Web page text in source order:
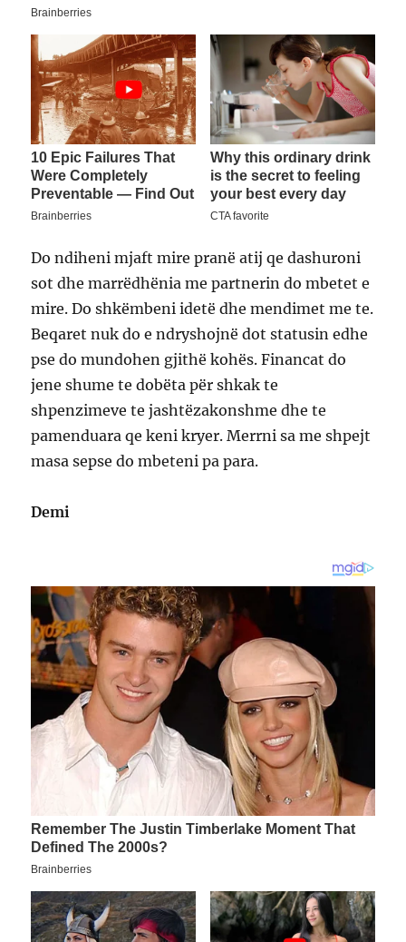
Do ndiheni mjaft mire pranë atij qe dashuroni
sot dhe marrëdhënia me partnerin do mbetet e
mire. Do shkëmbeni idetë dhe mendimet me te.
Beqaret nuk do e ndryshojnë dot statusin edhe
pse do mundohen gjithë kohës. Financat do
jene shume te dobëta për shkak te
shpenzimeve te jashtëzakonshme dhe te
pamenduara qe keni kryer. Merrni sa me shpejt
masa sepse do mbeteni pa para.
Demi